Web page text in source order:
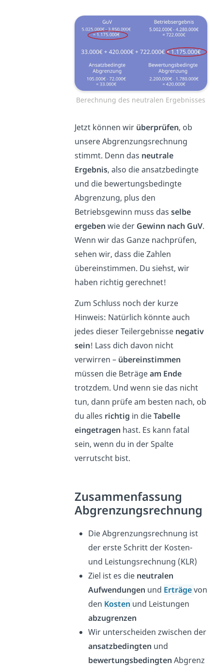
Berechnung des neutralen Ergebnisses
Jetzt können wir überprüfen, ob
unsere Abgrenzungsrechnung
stimmt. Denn das neutrale
Ergebnis, also die ansatzbedingte
und die bewertungsbedingte
Abgrenzung, plus den
Betriebsgewinn muss das selbe
ergeben wie der Gewinn nach GuV.
Wenn wir das Ganze nachprüfen,
sehen wir, dass die Zahlen
übereinstimmen. Du siehst, wir
haben richtig gerechnet!
Zum Schluss noch der kurze
Hinweis: Natürlich könnte auch
jedes dieser Teilergebnisse negativ
sein! Lass dich davon nicht
verwirren – übereinstimmen
müssen die Beträgeam Ende
trotzdem. Und wenn sie das nicht
tun, dann prüfe am besten nach, ob
du alles richtig in dieTabelle
eingetragen hast. Es kann fatal
sein, wenn du in der Spalte
verrutscht bist.
Zusammenfassung
Abgrenzungsrechnung
Die Abgrenzungsrechnung ist
der erste Schritt der Kosten-
und Leistungsrechnung (KLR)
Ziel ist es die neutralen
Aufwendungen und Erträgevon
den Kosten und Leistungen
abzugrenzen
Wir unterscheiden zwischen der
ansatzbedingten und
bewertungsbedingten Abgrenz